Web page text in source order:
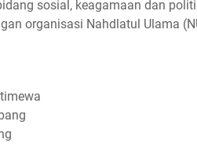
sosial, keagamaan dan
organisasi Nahdlatul Ulama